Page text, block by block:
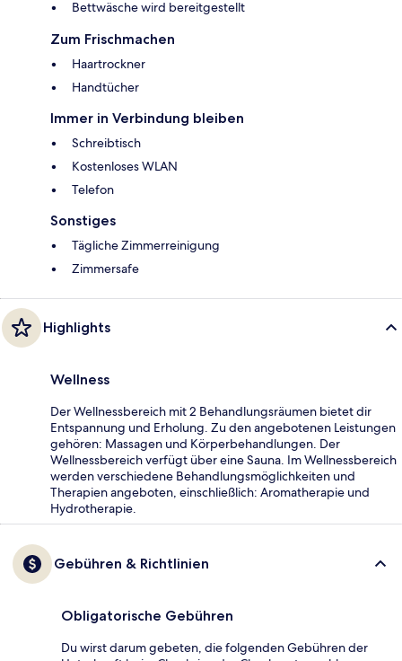
Bettwäsche wird bereitgestellt
Zum Frischmachen
Haartrockner
Handtücher
Immer in Verbindung bleiben
Schreibtisch
Kostenloses WLAN
Telefon
Sonstiges
Tägliche Zimmerreinigung
Zimmersafe
Highlights
Wellness
Der Wellnessbereich mit 2 Behandlungsräumen bietet dir
Entspannung und Erholung. Zu den angebotenen Leistungen
gehören: Massagen und Körperbehandlungen. Der
Wellnessbereich verfügt über eine Sauna. Im Wellnessbereich
werden verschiedene Behandlungsmöglichkeiten und
Therapien angeboten, einschließlich: Aromatherapie und
Hydrotherapie.
Gebühren & Richtlinien
Obligatorische Gebühren
Du wirst darum gebeten, die folgenden Gebühren der